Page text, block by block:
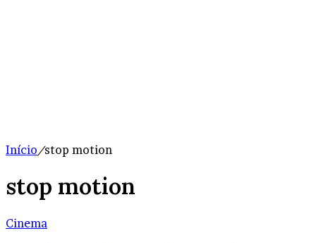
Início/stop motion
stop motion
Cinema